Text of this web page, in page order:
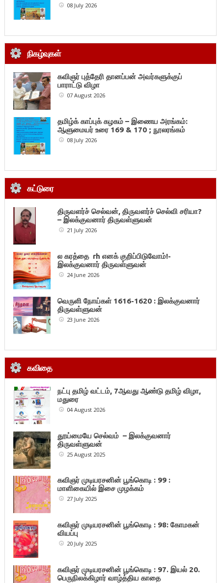
08 July 2026
நிகழ்வுகள்
கவிஞர் புத்தேரி தானப்பன் அவர்களுக்குப்
பாராட்டு விழா
07 August 2026
தமிழ்க் காப்புக் கழகம் – இணைய அரங்கம்:
ஆளுமையர் உரை 169 & 170 ; நூலரங்கம்
08 July 2026
கட்டுரை
திருவளர்ச் செல்வன், திருவளர்ச் செல்வி சரியா?
– இலக்குவனார் திருவள்ளுவன்
21 July 2026
ல கரத்தை rh எனக் குறிப்பிடுவோம்!-
இலக்குவனார் திருவள்ளுவன்
24 June 2026
வெருளி நோய்கள் 1616-1620 : இலக்குவனார்
திருவள்ளுவன்
23 June 2026
கவிதை
நட்பு தமிழ் வட்டம், 7ஆவது ஆண்டு தமிழ் விழா,
மதுரை
04 August 2026
தூய்மையே செல்வம் – இலக்குவனார்
திருவள்ளுவன்
25 August 2025
கவிஞர் முடியரசனின் பூங்கொடி : 99 :
மாளிகையில் இசை முழக்கம்
27 July 2025
கவிஞர் முடியரசனின் பூங்கொடி : 98: கோமகன்
வியப்பு
20 July 2025
கவிஞர் முடியரசனின் பூங்கொடி : 97. இயல் 20.
பெருநிலக்கிழார் வாழ்த்திய காதை